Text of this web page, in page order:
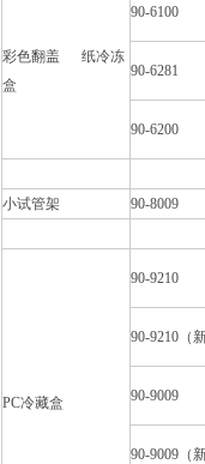
彩色翻盖 纸冷冻
盒
90-6100
90-6281
90-6200
小试管架 90-8009
PC冷藏盒
90-9210
90-9210（
90-9009
90-9009（